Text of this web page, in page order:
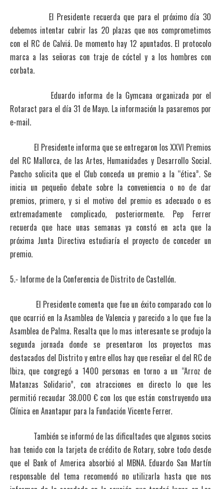
El Presidente recuerda que para el próximo día 30
debemos intentar cubrir las 20 plazas que nos comprometimos
con el RC de Calviá. De momento hay 12 apuntados. El protocolo
marca a las señoras con traje de cóctel y a los hombres con
corbata.
Eduardo informa de la Gymcana organizada por el
Rotaract para el día 31 de Mayo. La información la pasaremos por
e-mail.
El Presidente informa que se entregaron los XXVI Premios
del RC Mallorca, de las Artes, Humanidades y Desarrollo Social.
Pancho solicita que el Club conceda un premio a la “ética”. Se
inicia un pequeño debate sobre la conveniencia o no de dar
premios, primero, y si el motivo del premio es adecuado o es
extremadamente complicado, posteriormente. Pep Ferrer
recuerda que hace unas semanas ya constó en acta que la
próxima Junta Directiva estudiaría el proyecto de conceder un
premio.
5.- Informe de la Conferencia de Distrito de Castellón.
El Presidente comenta que fue un éxito comparado con lo
que ocurrió en la Asamblea de Valencia y parecido a lo que fue la
Asamblea de Palma. Resalta que lo mas interesante se produjo la
segunda jornada donde se presentaron los proyectos mas
destacados del Distrito y entre ellos hay que reseñar el del RC de
Ibiza, que congregó a 1400 personas en torno a un “Arroz de
Matanzas Solidario”, con atracciones en directo lo que les
permitió recaudar 38.000 € con los que están construyendo una
Clínica en Anantapur para la Fundación Vicente Ferrer.
También se informó de las dificultades que algunos socios
han tenido con la tarjeta de crédito de Rotary, sobre todo desde
que el Bank of America absorbió al MBNA. Eduardo San Martín
responsable del tema recomendó no utilizarla hasta que nos